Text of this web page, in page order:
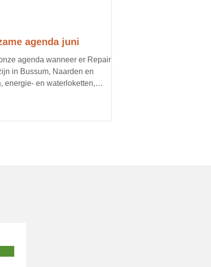
agenda juni
agenda wanneer er Repair
in Bussum, Naarden en
energie- en waterloketten,